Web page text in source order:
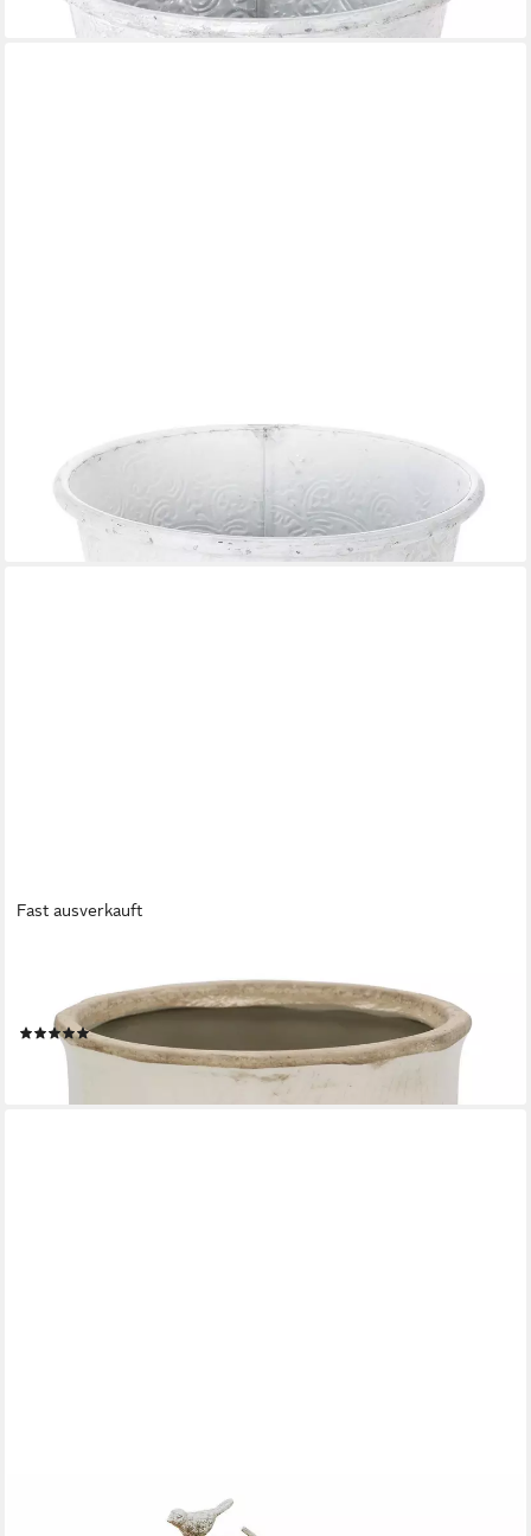
lieferbar - in 2-3 Werktagen bei dir
FLORISTS PRODUCTS
Übertopf Pflanzgefäß Übertopf Ornament Shabby Chic Weiß
Grau 20,5cm
16,80 €
lieferbar - in 2-3 Werktagen bei dir
Fast ausverkauft
Blumentopf Chic Antique - Blumentopf Übertopf
Blumenübertopf Keramik Blumenmotiv
(1)
15,90 €
lieferbar - in 2-3 Werktagen bei dir
Übertopf Übertopf Laria antikcreme